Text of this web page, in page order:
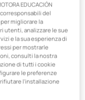
Canali
EDUCACIÓN
corresponsabili del
migliorare la
utenti, analizzare le sue
e la sua esperienza di
per mostrarle
consulti la nostra
di tutti i cookie
le preferenze
l'installazione